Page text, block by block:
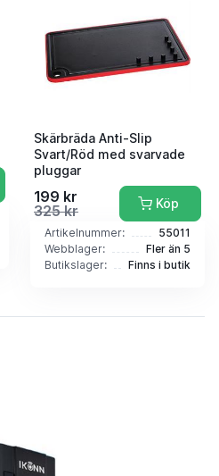
Skärbräda Anti-Slip
Svart/Röd med svarvade
pluggar
199 kr
325 kr
Köp
Artikelnummer:
55011
Webblager:
Fler än 5
Butikslager:
Finns i butik